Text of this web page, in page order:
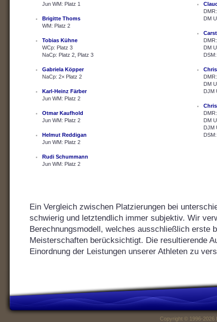
Jun WM: Platz 1
Brigitte Thoms
WM: Platz 2
Tobias Kühne
WCp: Platz 3
NaCp: Platz 2, Platz 3
Gabriela Köpper
NaCp: 2× Platz 2
Karl-Heinz Färber
Jun WM: Platz 2
Otmar Kaufhold
Jun WM: Platz 2
Helmut Reddigan
Jun WM: Platz 2
Rudi Schummann
Jun WM: Platz 2
DM
DM
DM
DJM
DM
DJM
Ein Vergleich zwischen Platzierungen bei
schwierig und letztendlich immer subjektiv. Wir
Berechnungsmodell, welches ausschließlich erste
Meisterschaften berücksichtigt. Die resultierende
Einordnung der Leistungen unserer Athleten zu
Copyright © 1996-2026